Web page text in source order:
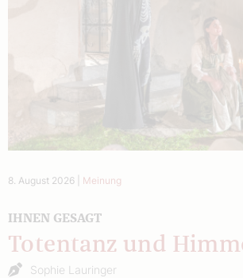
8. August 2026 Meinung
IHNEN GESAGT
Totentanz und
Sophie Lauringer